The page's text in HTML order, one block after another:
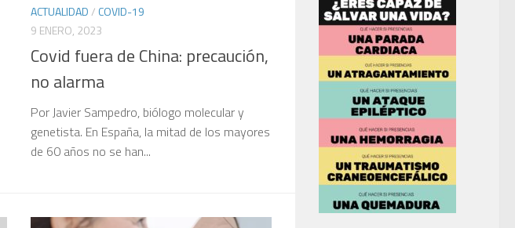
ACTUALIDAD/ COVID-19
9 ENERO, 2023
Covid fuera de China: precaución,
no alarma
Por Javier Sampedro, biólogo molecular y
genetista. En España, la mitad de los mayores
de 60 años no se han...